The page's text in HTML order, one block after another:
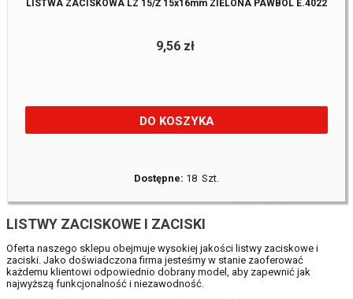
LISTWA ZACISKOWA LZ 15/Ż 15x16mm ZIELONA PAWBOL E.4022
9,56 zł
DO KOSZYKA
Dostępne: 18 Szt.
LISTWY ZACISKOWE I ZACISKI
Oferta naszego sklepu obejmuje wysokiej jakości listwy zaciskowe i
zaciski. Jako doświadczona firma jesteśmy w stanie zaoferować
każdemu klientowi odpowiednio dobrany model, aby zapewnić jak
najwyższą funkcjonalność i niezawodność.